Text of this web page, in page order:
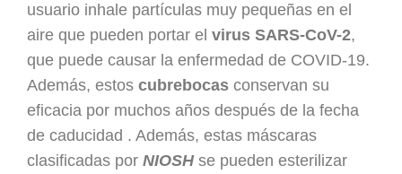
usuario inhale partículas muy pequeñas en el
aire que pueden portar el virus SARS-CoV-2,
que puede causar la enfermedad de COVID-19.
Además, estos cubrebocas conservan su
eficacia por muchos años después de la fecha
de caducidad . Además, estas máscaras
clasificadas por NIOSHse pueden esterilizar